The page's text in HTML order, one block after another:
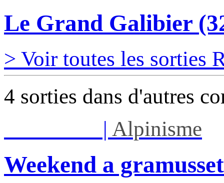
Le Grand Galibier
> Voir toutes les sorties
4 sorties dans d'autres
| Alpinisme
Weekend a gramusset